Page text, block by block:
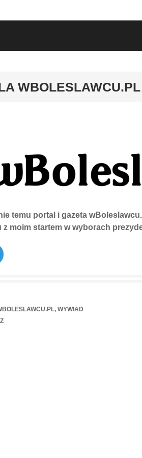
WBOLESLAWCU.PL
temu portal i gazeta
z moim startem w wyborach
, WYWIAD